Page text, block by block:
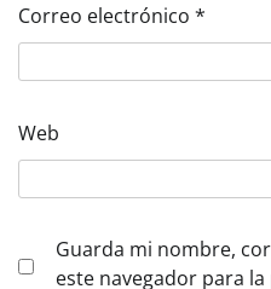
Correo electrónico *
Web
Guarda mi nombre,
este navegador para